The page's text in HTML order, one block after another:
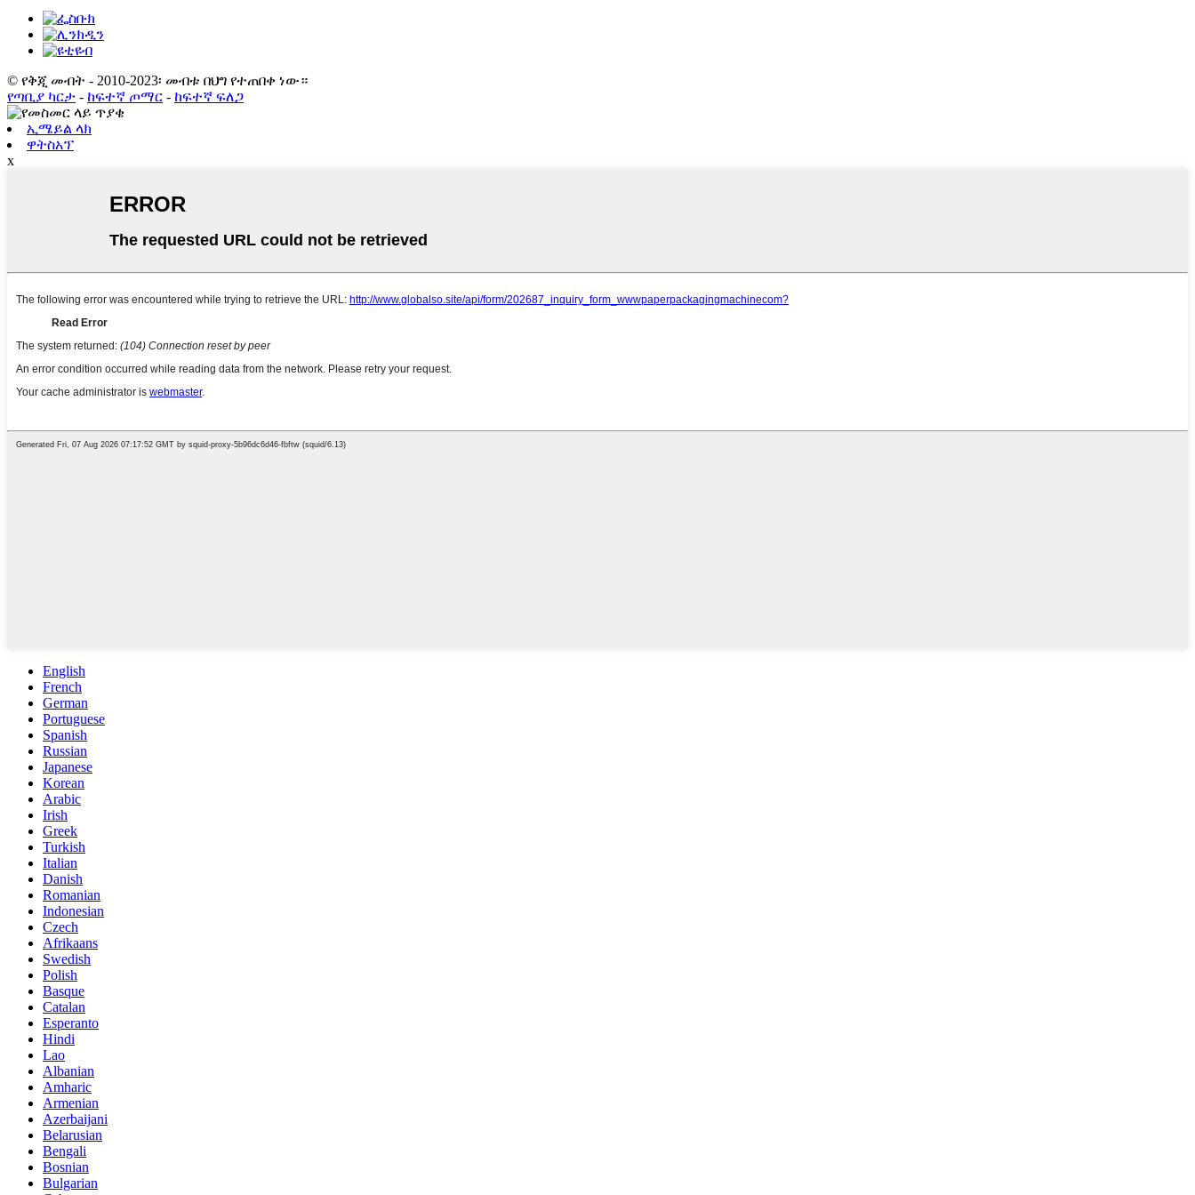
© የቅጂ መብት - 2010-2023፡ መብቱ በህግ የተጠበቀ ነው።
የጣቢያ ካርታ - ከፍተኛ ጦማር - ከፍተኛ ፍለጋ
ኢሜይል ላክ
ዋትስአፕ
x
English
French
German
Portuguese
Spanish
Russian
Japanese
Korean
Arabic
Irish
Greek
Turkish
Italian
Danish
Romanian
Indonesian
Czech
Afrikaans
Swedish
Polish
Basque
Catalan
Esperanto
Hindi
Lao
Albanian
Amharic
Armenian
Azerbaijani
Belarusian
Bengali
Bosnian
Bulgarian